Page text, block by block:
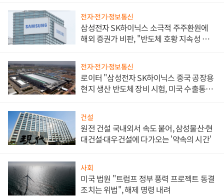
전자·전기·정보통신
삼성전자 SK하이닉스 소극적 주주환원에
해외 증권가 비판, "반도체 호황 지속성 의
전자·전기·정보통신
로이터 "삼성전자 SK하이닉스 중국 공장용
현지 생산 반도체 장비 시험, 미국 수출통제
건설
원전 건설 국내외서 속도 붙어, 삼성물산·현
대건설·대우건설에 다가오는 '약속의 시간'
사회
미국 법원 "트럼프 정부 풍력 프로젝트 동결
조치는 위법", 해제 명령 내려